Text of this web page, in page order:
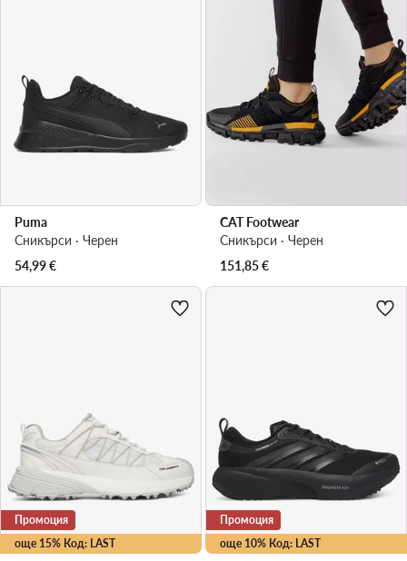
Puma
Сникърси · Черен
54,99€
CAT Footwear
Сникърси · Черен
151,85€
още 15% Код: LAST
Промоция
още 10% Код: LAST
Промоция